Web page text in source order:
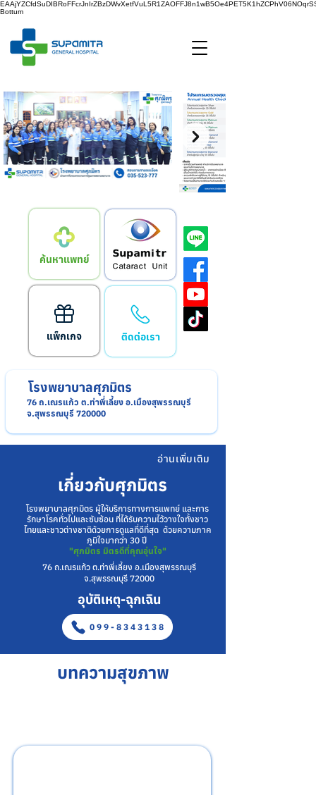
Bottum
ค้นหาแพทย์
แพ็กเกจ ติดต่อเรา
โรงพยาบาลศุภมิตร
76 ถ.เณรแก้ว ต.ท่าพี่เลี้ยง อ.เมืองสุพรรณบุรี
จ.สุพรรณบุรี 720000
อ่านเพิ่มเติม
เกี่ยวกับศุภมิตร
โรงพยาบาลศุภมิตร ผู้ให้บริการทางการแพทย์ และการ
รักษาโรคทั่วไปและซับซ้อน ที่ได้รับความไว้วางใจทั้งชาว
ไทยและชาวต่างชาติด้วยการดูแลที่ดีที่สุด ด้วยความภาค
ภูมิใจมากว่า 30 ปี
"ศุภมิตร มิตรดีที่คุณอุ่นใจ"
76 ถ.เณรแก้ว ต.ท่าพี่เลี้ยง อ.เมืองสุพรรณบุรี
จ.สุพรรณบุรี 72000
อุบัติเหตุ-ฉุกเฉิน
099-8343138
บทความสุขภาพ